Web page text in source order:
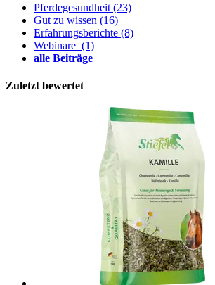
Pferdegesundheit (23)
Gut zu wissen (16)
Erfahrungsberichte (8)
Webinare (1)
alle Beiträge
Zuletzt bewertet